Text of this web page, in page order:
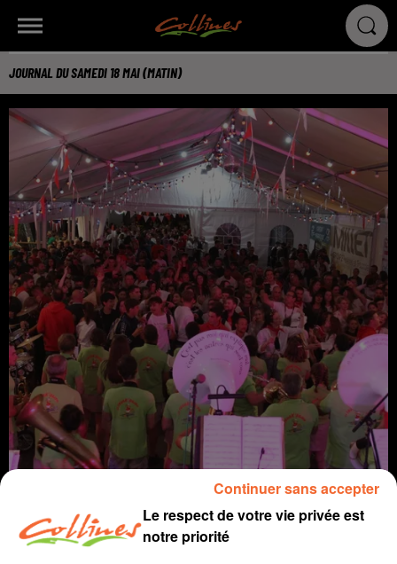
JOURNAL DU SAMEDI 18 MAI (MATIN)
Le respect de votre vie privée est
notre priorité
Continuer sans accepter